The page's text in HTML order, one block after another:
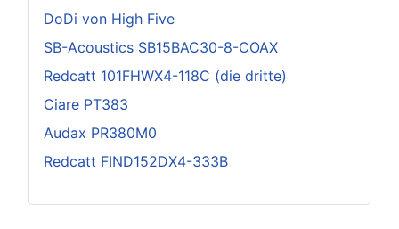
DoDi von High Five
SB-Acoustics SB15BAC30-8-COAX
Redcatt 101FHWX4-118C (die dritte)
Ciare PT383
Audax PR380M0
Redcatt FIND152DX4-333B